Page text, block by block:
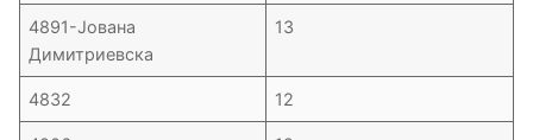
4891-Јована
Димитриевска
13
4832 12